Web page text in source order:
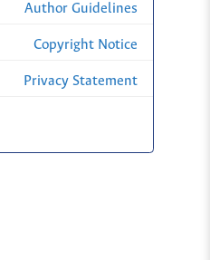
Author Guidelines
Copyright Notice
Privacy Statement